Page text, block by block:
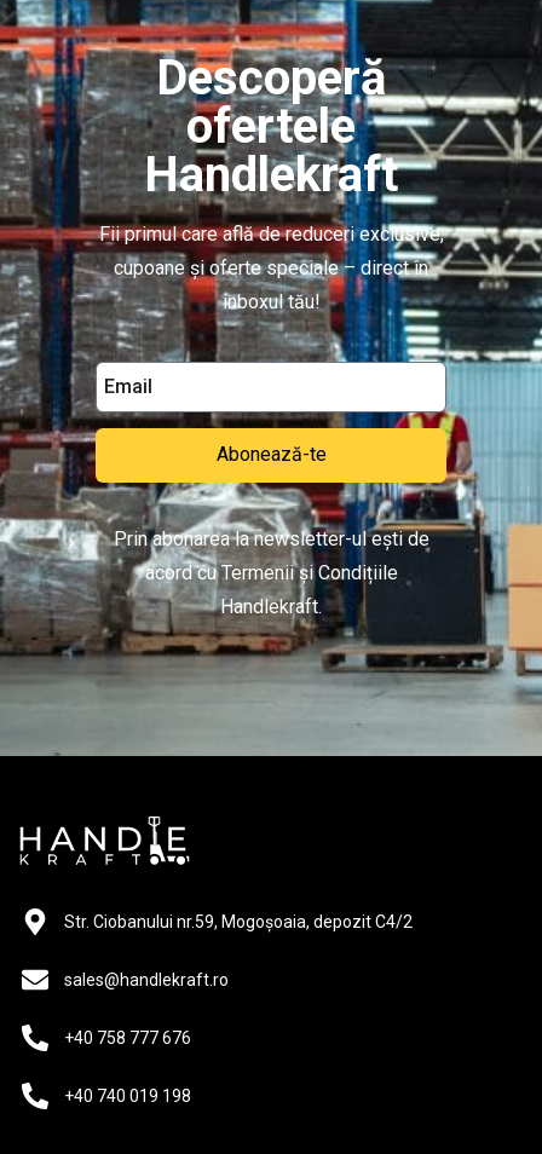
Descoperă
ofertele
Handlekraft
Fii primul care află de reduceri exclusive,
cupoane și oferte speciale – direct în
inboxul tău!
Abonează-te
Prin abonarea la newsletter-ul ești de
acord cu Termenii și Condițiile
Handlekraft.
Str. Ciobanului nr.59, Mogoșoaia, depozit C4/2
sales@handlekraft.ro
+40 758 777 676
+40 740 019 198